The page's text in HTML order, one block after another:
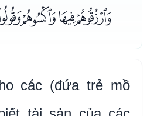
các (đứa trẻ mồ